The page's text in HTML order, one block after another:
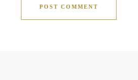
POST COMMENT